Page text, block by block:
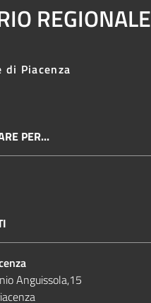
REGIONALE
di Piacenza
PER...
Anguissola,15